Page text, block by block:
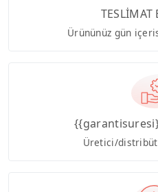
TESLİMAT
Ürününüz gün
Üretici/